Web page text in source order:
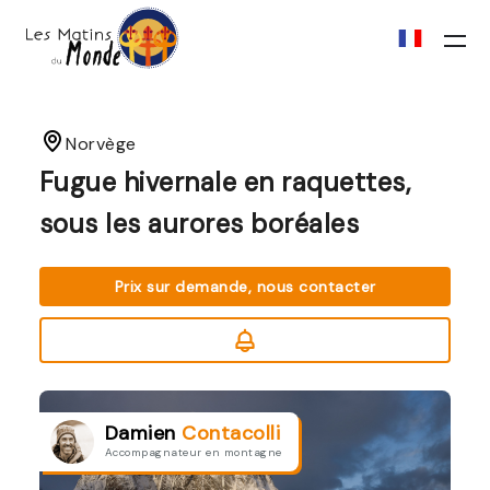
Norvège
Fugue hivernale en raquettes,
sous les aurores boréales
Prix sur demande, nous contacter
Damien Contacolli
Accompagnateur en montagne